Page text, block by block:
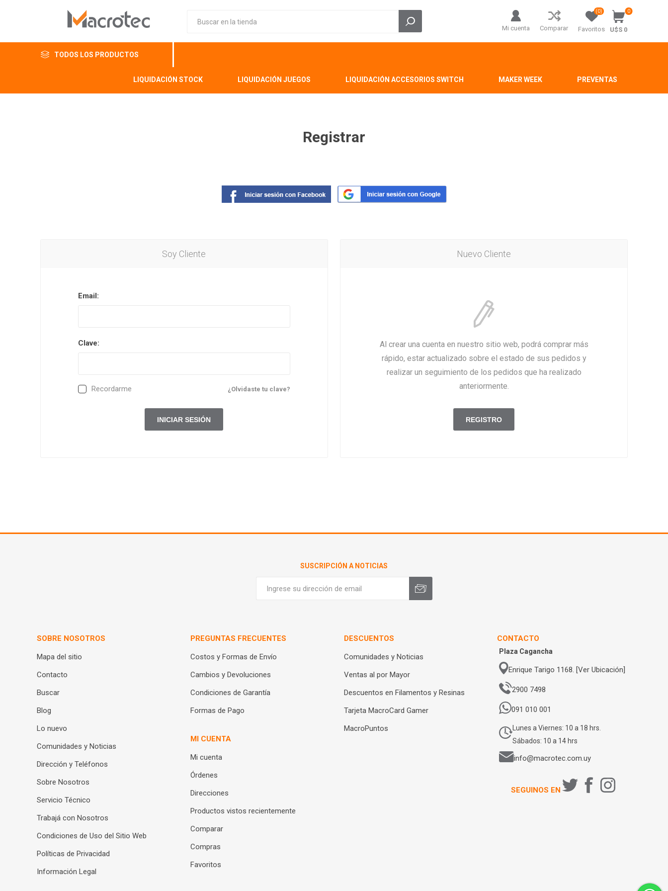
Mi cuenta Comparar Favoritos
(0) 0
U$S 0
TODOS LOS PRODUCTOS
LIQUIDACIÓN STOCK LIQUIDACIÓN JUEGOS LIQUIDACIÓN ACCESORIOS SWITCH MAKER WEEK PREVENTAS
Registrar
Soy Cliente
Email:
Clave:
¿Olvidaste tu clave?
Recordarme
Nuevo Cliente
Al crear una cuenta en nuestro sitio web, podrá comprar más
rápido, estar actualizado sobre el estado de sus pedidos y
realizar un seguimiento de los pedidos que ha realizado
anteriormente.
SUSCRIPCIÓN A NOTICIAS
SOBRE NOSOTROS
Mapa del sitio
Contacto
Buscar
Blog
Lo nuevo
Comunidades y Noticias
Dirección y Teléfonos
Sobre Nosotros
Servicio Técnico
Trabajá con Nosotros
Condiciones de Uso del Sitio Web
Políticas de Privacidad
Información Legal
PREGUNTAS FRECUENTES
Costos y Formas de Envío
Cambios y Devoluciones
Condiciones de Garantía
Formas de Pago
MI CUENTA
Mi cuenta
Órdenes
Direcciones
Productos vistos recientemente
Comparar
Compras
Favoritos
DESCUENTOS
Comunidades y Noticias
Ventas al por Mayor
Descuentos en Filamentos y Resinas
Tarjeta MacroCard Gamer
MacroPuntos
CONTACTO
Plaza Cagancha
Enrique Tarigo 1168. [Ver Ubicación]
2900 7498
091 010 001
Lunes a Viernes: 10 a 18 hrs.
Sábados: 10 a 14 hrs
info@macrotec.com.uy
SEGUINOS EN